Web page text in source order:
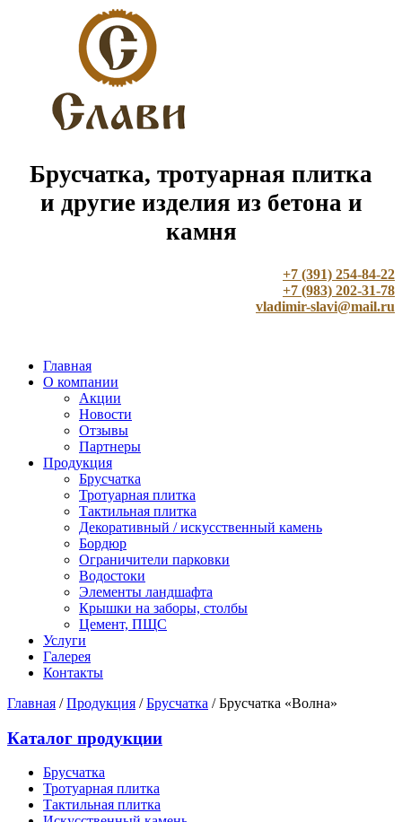
Брусчатка, тротуарная плитка
и другие изделия из бетона и
камня
+7 (391) 254-84-22
+7 (983) 202-31-78
vladimir-slavi@mail.ru
Главная
О компании
Акции
Новости
Отзывы
Партнеры
Продукция
Брусчатка
Тротуарная плитка
Тактильная плитка
Декоративный / искусственный камень
Бордюр
Ограничители парковки
Водостоки
Элементы ландшафта
Крышки на заборы, столбы
Цемент, ПЩС
Услуги
Галерея
Контакты
Главная /Продукция /Брусчатка /Брусчатка «Волна»
Каталог продукции
Брусчатка
Тротуарная плитка
Тактильная плитка